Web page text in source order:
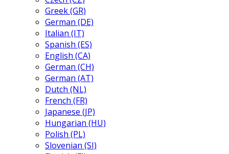
Greek (GR)
German (DE)
Italian (IT)
Spanish (ES)
English (CA)
German (CH)
German (AT)
Dutch (NL)
French (FR)
Japanese (JP)
Hungarian (HU)
Polish (PL)
Slovenian (SI)